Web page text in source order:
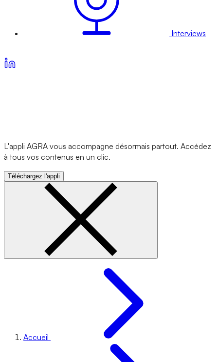
Interviews
L'appli AGRA vous accompagne désormais partout. Accédez
à tous vos contenus en un clic.
Téléchargez l'appli
Accueil